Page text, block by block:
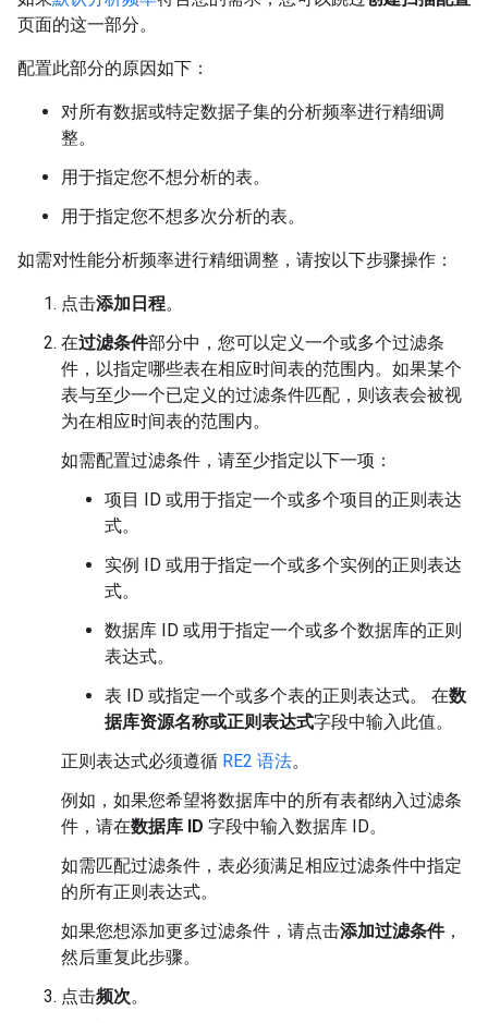
页面的这一部分。
配置此部分的原因如下：
对所有数据或特定数据子集的分析频率进行精细调
整。
用于指定您不想分析的表。
用于指定您不想多次分析的表。
如需对性能分析频率进行精细调整，请按以下步骤操作：
点击添加日程。
在过滤条件部分中，您可以定义一个或多个过滤条
件，以指定哪些表在相应时间表的范围内。如果某个
表与至少一个已定义的过滤条件匹配，则该表会被视
为在相应时间表的范围内。
如需配置过滤条件，请至少指定以下一项：
项目 ID 或用于指定一个或多个项目的正则表达
式。
实例 ID 或用于指定一个或多个实例的正则表达
式。
数据库 ID 或用于指定一个或多个数据库的正则
表达式。
表 ID 或指定一个或多个表的正则表达式。 在数
据库资源名称或正则表达式字段中输入此值。
正则表达式必须遵循 RE2 语法。
例如，如果您希望将数据库中的所有表都纳入过滤条
件，请在数据库 ID 字段中输入数据库 ID。
如需匹配过滤条件，表必须满足相应过滤条件中指定
的所有正则表达式。
如果您想添加更多过滤条件，请点击添加过滤条件，
然后重复此步骤。
点击频次。